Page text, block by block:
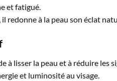
et fatigué.
redonne à la peau son éclat
à lisser la peau et à réduire les
et luminosité au visage.